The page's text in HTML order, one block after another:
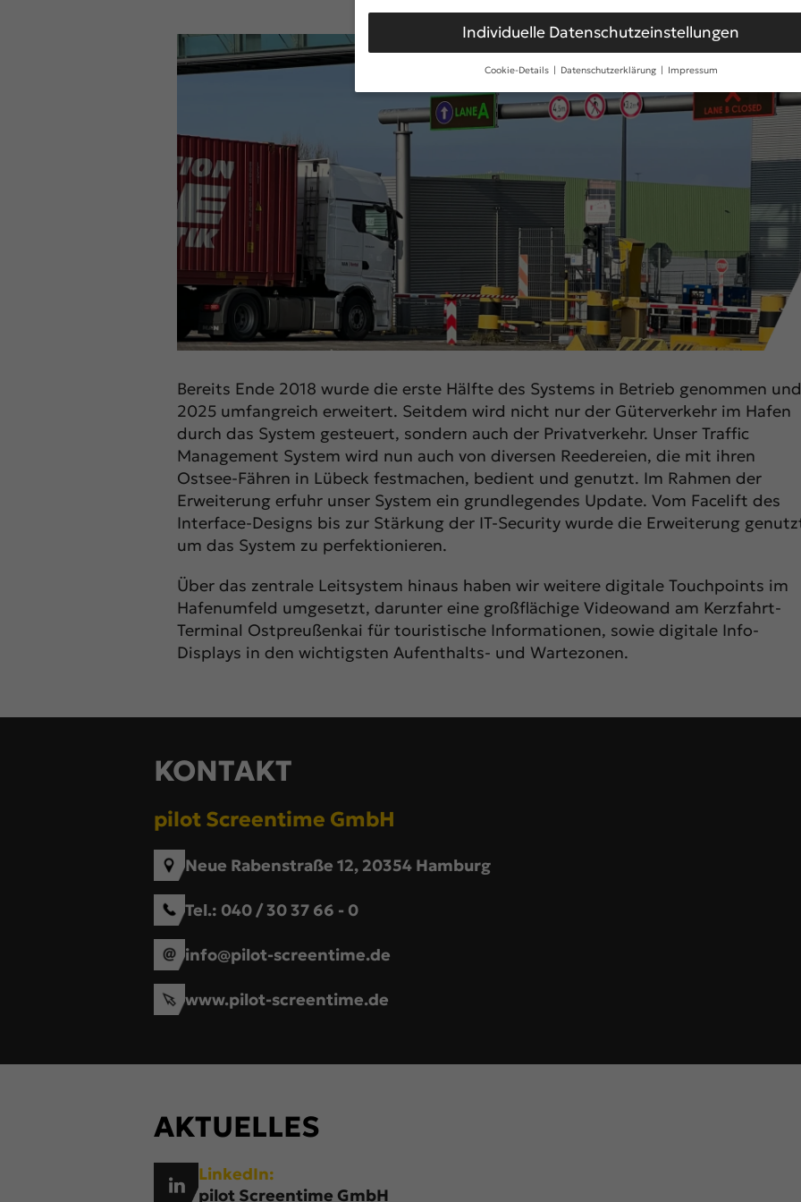
Bereits Ende 2018 wurde die erste Hälfte des Systems in Betrieb genommen und
2025 umfangreich erweitert. Seitdem wird nicht nur der Güterverkehr im Hafen
durch das System gesteuert, sondern auch der Privatverkehr. Unser Traffic
Management System wird nun auch von diversen Reedereien, die mit ihren
Ostsee-Fähren in Lübeck festmachen, bedient und genutzt. Im Rahmen der
Erweiterung erfuhr unser System ein grundlegendes Update. Vom Facelift des
Interface-Designs bis zur Stärkung der IT-Security wurde die Erweiterung
um das System zu perfektionieren.
Über das zentrale Leitsystem hinaus haben wir weitere digitale Touchpoints im
Hafenumfeld umgesetzt, darunter eine großflächige Videowand am Kerzfahrt-
Terminal Ostpreußenkai für touristische Informationen, sowie digitale Info-
Displays in den wichtigsten Aufenthalts- und Wartezonen.
KONTAKT
pilot Screentime GmbH
Neue Rabenstraße 12, 20354 Hamburg
Tel.: 040 / 30 37 66 - 0
info@pilot-screentime.de
www.pilot-screentime.de
AKTUELLES
LinkedIn:
pilot Screentime GmbH
Individuelle Datenschutzeinstellungen
Cookie-Details Datenschutzerklärung Impressum
Datenschutzeinstellungen
Wir verwenden Cookies und andere Technologien auf unserer Website.
von ihnen sind essenziell, während andere uns helfen, diese Website und
Personenbezogene Daten können verarbeitet
werden (z. B. IP-Adressen), z. B. für personalisierte Anzeigen und Inhalte
Anzeigen- und Inhaltsmessung.
Weitere Informationen über die
Ihrer Daten finden Sie in unserer
Datenschutzerklärung
Hier finden Sie eine Übersicht über alle verwendeten Cookies. Sie
Ihre Einwilligung zu ganzen Kategorien geben oder sich weitere
anzeigen lassen und so nur bestimmte Cookies auswählen.
Alle akzeptieren Speichern
Nur essenzielle Cookies akzeptieren
Essenziell (1)
Essenzielle Cookies ermöglichen grundlegende Funktionen und sind für die
Funktion der Website erforderlich.
Cookie-Informationen anzeigen
Marketing (1)
Marketing-Cookies werden von Drittanbietern oder Publishern verwendet, um
personalisierte Werbung anzuzeigen. Sie tun dies, indem sie Besucher über
Cookie-Informationen anzeigen
Externe Medien (7)
Inhalte von Videoplattformen und Social-Media-Plattformen werden standardmäßig